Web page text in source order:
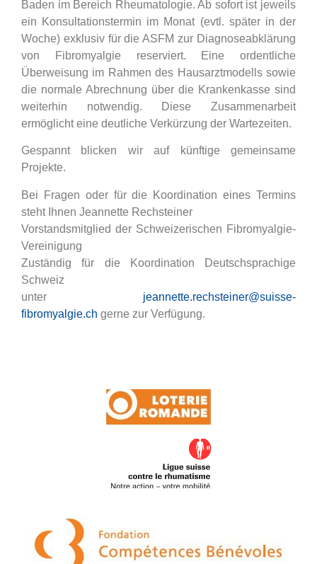
Baden im Bereich Rheumatologie. Ab sofort ist jeweils
ein Konsultationstermin im Monat (evtl. später in der
Woche) exklusiv für die ASFM zur Diagnoseabklärung
von Fibromyalgie reserviert. Eine ordentliche
Überweisung im Rahmen des Hausarztmodells sowie
die normale Abrechnung über die Krankenkasse sind
weiterhin notwendig. Diese Zusammenarbeit
ermöglicht eine deutliche Verkürzung der Wartezeiten.
Gespannt blicken wir auf künftige gemeinsame
Projekte.
Bei Fragen oder für die Koordination eines Termins
steht Ihnen Jeannette Rechsteiner
Vorstandsmitglied der Schweizerischen Fibromyalgie-
Vereinigung
Zuständig für die Koordination Deutschsprachige
Schweiz
unter jeannette.rechsteiner@suisse-
fibromyalgie.ch gerne zur Verfügung.